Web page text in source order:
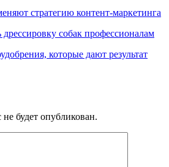
стратегию контент-маркетинга
собак профессионалам
которые дают результат
будет опубликован.